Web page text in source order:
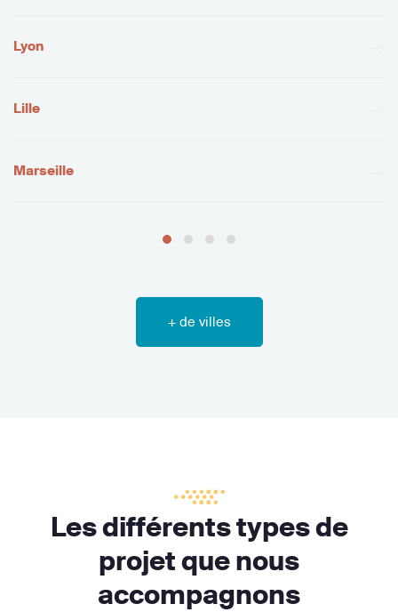
Lyon
Lille
Marseille
+ de villes
Les différents types de
projet que nous
accompagnons